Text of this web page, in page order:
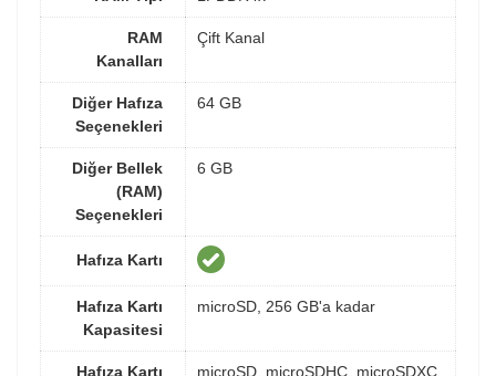
RAM
Kanalları
Çift Kanal
Diğer Hafıza
Seçenekleri
64 GB
Diğer Bellek
(RAM)
Seçenekleri
6 GB
Hafıza Kartı
Hafıza Kartı
Kapasitesi
microSD, 256 GB'a kadar
Hafıza Kartı
microSD, microSDHC, microSDXC